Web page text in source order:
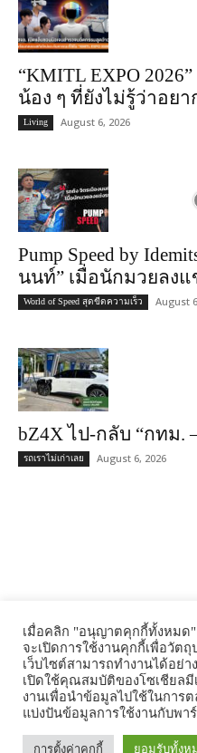
“KMITL EXPO
น้อง ๆ ที่ยังไม่รู้ว่าอยา
Living August 6, 2026
Pump Speed by
นนท์” เมื่อนักมวยลงแ
World of Speed สุดขีดความเร็ว August
bZ4X ไป-กลับ “กทม.
รถเราไม่เก่าเลย August 6, 2026
founded in 2011 by a group of
as content creators. With more
locally and globally, we
communications and media
for
เมื่อคลิก "อนุญาตคุกกี้ทั้งหมด
จะเปิดการใช้งานคุกกี้เพื่อวัต
เว็บไซต์สามารถทำงานได้อย่
เปิดใช้คุณสมบัติของโซเชียลมี
งานเพื่อนำข้อมูลไปใช้ในการ
แบ่งปันข้อมูลการใช้งานกับพา
การตั้งค่าคุกกี้ ยอมรับทั้งห